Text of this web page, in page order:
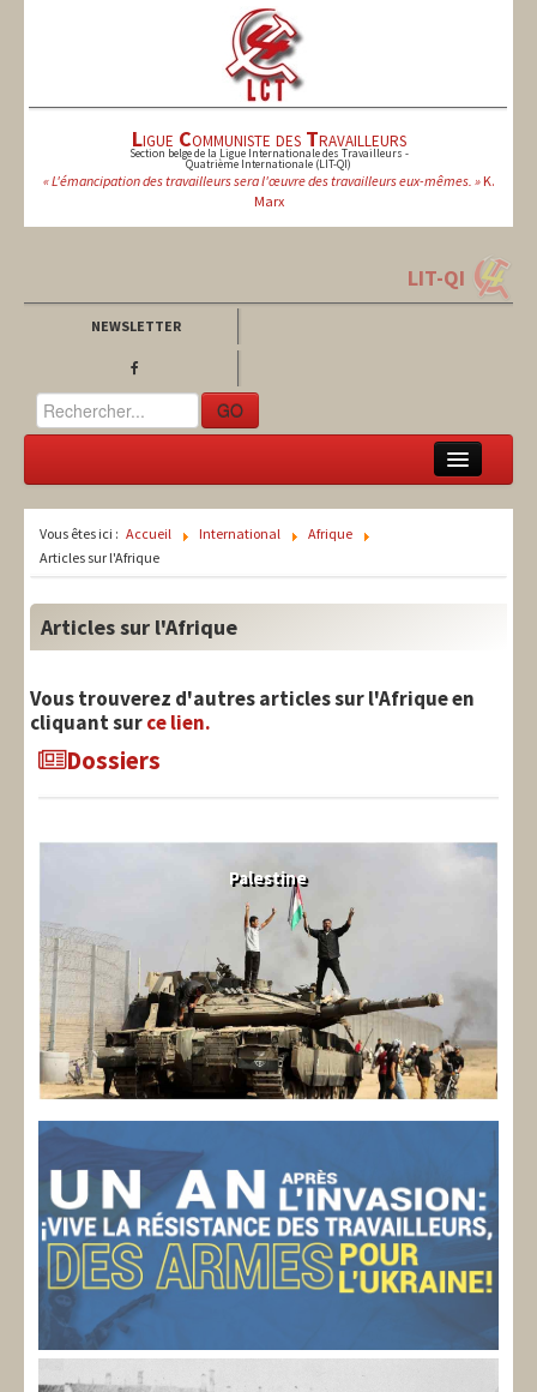
Ligue Communiste des Travailleurs
Section belge de la Ligue Internationale des Travailleurs -
Quatrième Internationale (LIT-QI)
« L'émancipation des travailleurs sera l'œuvre des travailleurs eux-mêmes. »K.
Marx
LIT-QI
NEWSLETTER
GO
Europe
Vous êtes ici : Accueil International
Afrique
Articles sur l'Afrique
Articles sur l'Afrique
Vous trouverez d'autres articles sur l'Afrique en
cliquant surce lien.
Dossiers
Palestine